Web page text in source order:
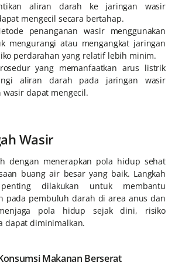
aliran darah ke jaringan wasir
mengecil secara bertahap.
penanganan wasir menggunakan
mengurangi atau mengangkat jaringan
perdarahan yang relatif lebih minim.
yang memanfaatkan arus listrik
aliran darah pada jaringan wasir
dapat mengecil.
Wasir
dengan menerapkan pola hidup sehat
buang air besar yang baik. Langkah
dilakukan untuk membantu
pada pembuluh darah di area anus dan
pola hidup sejak dini, risiko
dapat diminimalkan.
Makanan Berserat